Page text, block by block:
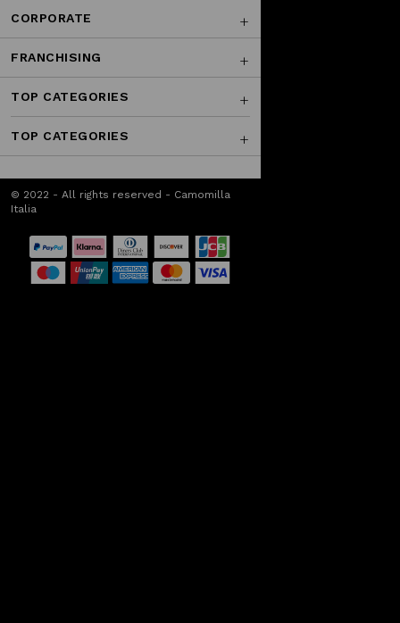
CORPORATE
FRANCHISING
TOP CATEGORIES
TOP CATEGORIES
© 2022 - All rights reserved - Camomilla
Italia